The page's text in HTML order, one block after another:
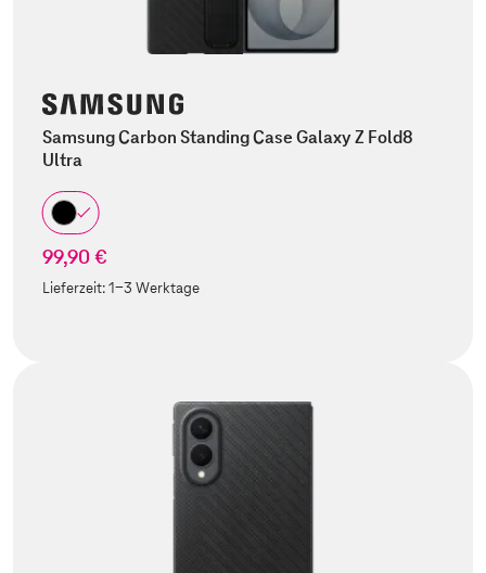
Samsung Carbon Standing Case Galaxy Z Fold8
Ultra
99,90 €
Lieferzeit:1-3 Werktage